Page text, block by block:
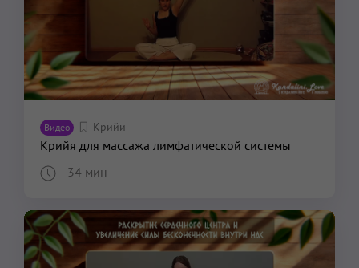
Видео Крийи
Крийя для массажа лимфатической системы
34 мин